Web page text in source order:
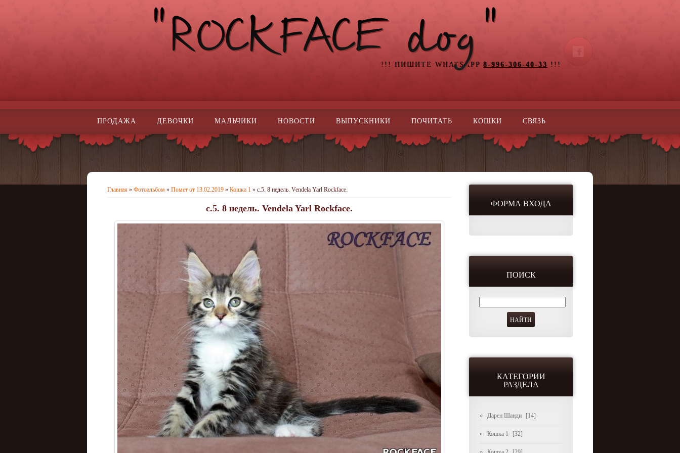
!!! ПИШИТЕ WHATSAPP 8-996-306-40-33 !!!
ПРОДАЖА ДЕВОЧКИ МАЛЬЧИКИ НОВОСТИ ВЫПУСКНИКИ ПОЧИТАТЬ КОШКИ СВЯЗЬ
Главная » Фотоальбом » Помет от 13.02.2019 » Кошка 1 » c.5. 8 недель. Vendela Yarl Rockface.
c.5. 8 недель. Vendela Yarl Rockface. ФОРМА ВХОДА
ПОИСК
КАТЕГОРИИ
РАЗДЕЛА
Дарен Шанди [14]
Кошка 1 [32]